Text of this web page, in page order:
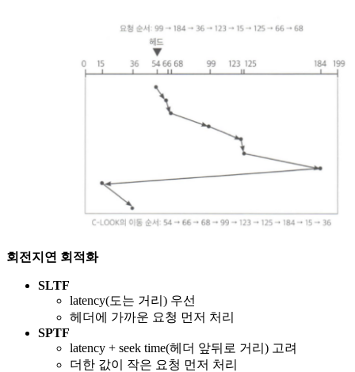
회전지연 회적화
SLTF
latency(도는 거리) 우선
헤더에 가까운 요청 먼저 처리
SPTF
latency + seek time(헤더 앞뒤로 거리) 고려
더한 값이 작은 요청 먼저 처리